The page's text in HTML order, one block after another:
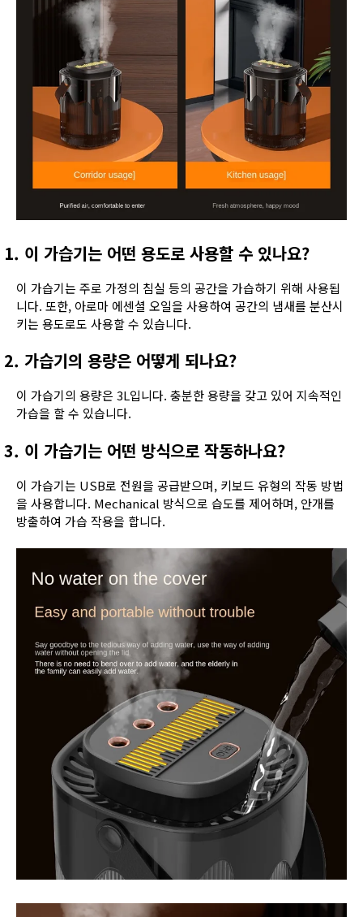
1. 이 가습기는 어떤 용도로 사용할 수 있나요?
이 가습기는 주로 가정의 침실 등의 공간을 가습하기 위해 사용됩
니다. 또한, 아로마 에센셜 오일을 사용하여 공간의 냄새를 분산시
키는 용도로도 사용할 수 있습니다.
2. 가습기의 용량은 어떻게 되나요?
이 가습기의 용량은 3L입니다. 충분한 용량을 갖고 있어 지속적인
가습을 할 수 있습니다.
3. 이 가습기는 어떤 방식으로 작동하나요?
이 가습기는 USB로 전원을 공급받으며, 키보드 유형의 작동 방법
을 사용합니다. Mechanical 방식으로 습도를 제어하며, 안개를
방출하여 가습 작용을 합니다.